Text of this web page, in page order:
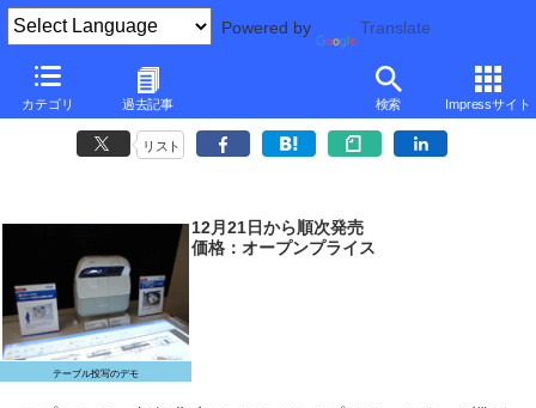
Powered by Translate
カテゴリ 過去記事 検索 Impressサイト
エプソン、テーブル投写もできる超短焦点プロジェクター
～2人同時に書ける電子黒板機能搭載機種も
リスト
テーブル投写のデモ
12月21日から順次発売
価格：オープンプライス